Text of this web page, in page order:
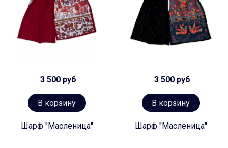
3 500 руб
В корзину
Шарф "Масленица"
3 500 руб
В корзину
Шарф "Масленица"